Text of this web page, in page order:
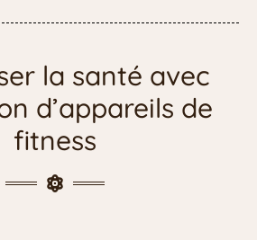
la santé avec
d’appareils de
fitness